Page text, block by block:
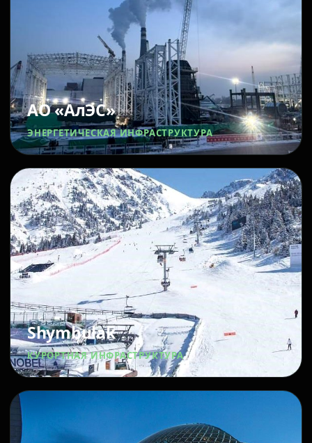
АО «АлЭС»
ЭНЕРГЕТИЧЕСКАЯ ИНФРАСТРУКТУРА
Shymbulak
КУРОРТНАЯ ИНФРАСТРУКТУРА